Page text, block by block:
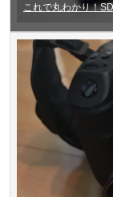
これで丸わかり！